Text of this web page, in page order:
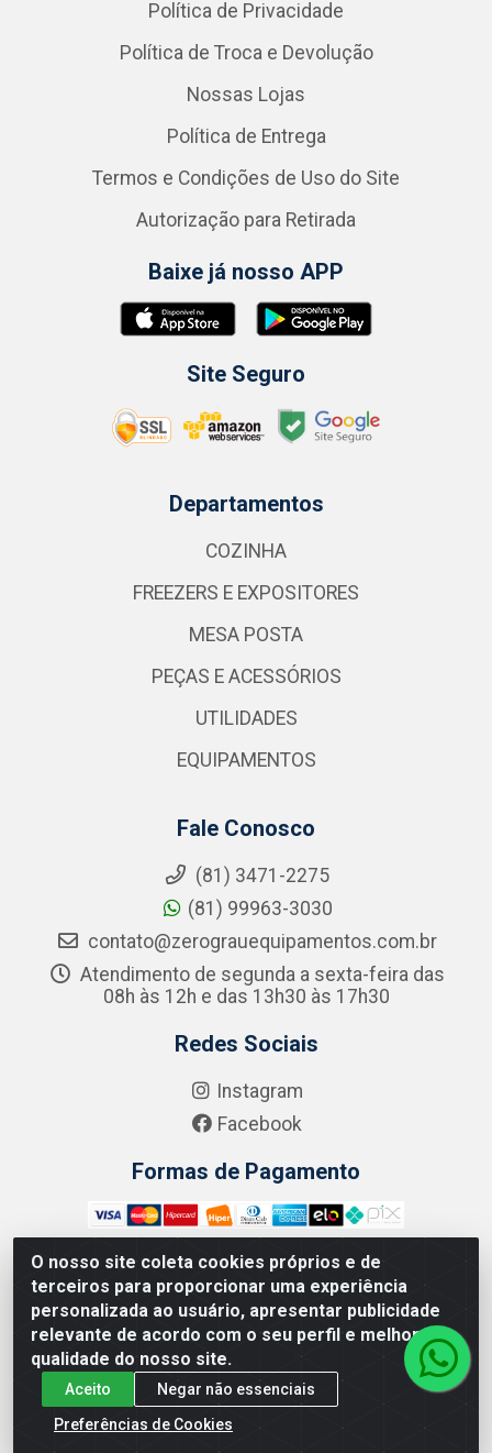
O nosso site coleta cookies próprios e de
terceiros para proporcionar uma experiência
personalizada ao usuário, apresentar publicidade
relevante de acordo com o seu perfil e melhorar a
qualidade do nosso site.
Aceito
Negar não essenciais
Preferências de Cookies
Política de Privacidade
Política de Troca e Devolução
Nossas Lojas
Política de Entrega
Termos e Condições de Uso do Site
Autorização para Retirada
Baixe já nosso APP
Site Seguro
Departamentos
COZINHA
FREEZERS E EXPOSITORES
MESA POSTA
PEÇAS E ACESSÓRIOS
UTILIDADES
EQUIPAMENTOS
Fale Conosco
(81) 3471-2275
(81) 99963-3030
contato@zerograuequipamentos.com.br
Atendimento de segunda a sexta-feira das
08h às 12h e das 13h30 às 17h30
Redes Sociais
Instagram
Facebook
Formas de Pagamento
Zero Grau - Rua Jean Emile Favre, 746 - Ipsep,
Recife/PE - CEP 51.190-450 - CNPJ 09.132.989/0001-61